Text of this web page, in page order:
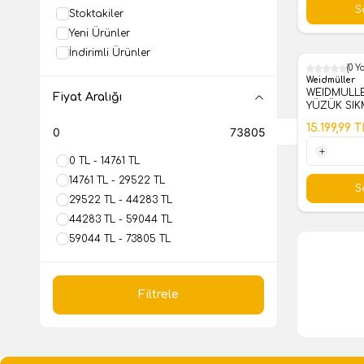
Stoktakiler
Yeni Ürünler
İndirimli Ürünler
Fiyat Aralığı
0 TL - 14761 TL
14761 TL - 29522 TL
29522 TL - 44283 TL
44283 TL - 59044 TL
59044 TL - 73805 TL
Filtrele
%59
(0
Weidmüller
YÜZÜK
15.199,99
1 Adet